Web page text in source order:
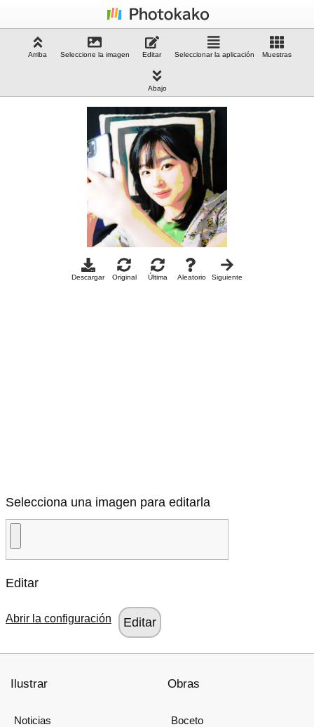
Arriba Seleccione la imagen Editar Seleccionar la aplicación Muestras
Abajo
Descargar Original Última Aleatorio Siguiente
Selecciona una imagen para editarla
Editar
Abrir la configuración
Ilustrar
Noticias
Obras
Boceto